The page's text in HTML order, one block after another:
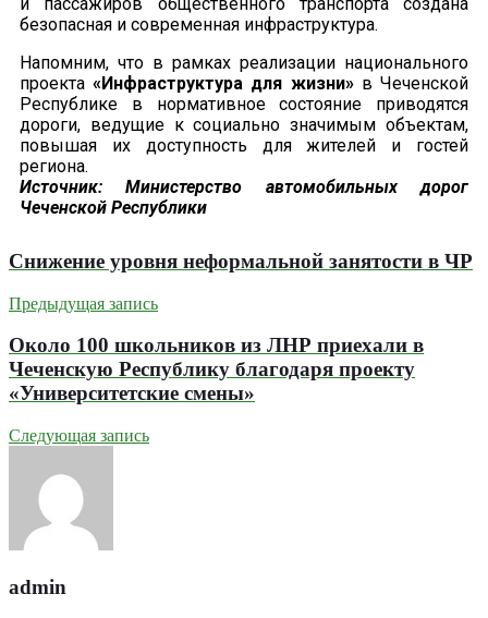
безопасная и современная инфраструктура.
Напомним, что в рамках реализации национального
проекта«Инфраструктура для жизни»в Чеченской
Республике в нормативное состояние приводятся
дороги, ведущие к социально значимым объектам,
повышая их доступность для жителей и гостей
региона.
Источник: Министерство автомобильных дорог
Чеченской Республики
Снижение уровня неформальной занятости в ЧР
Предыдущая запись
Около 100 школьников из ЛНР приехали в
Чеченскую Республику благодаря проекту
«Университетские смены»
Следующая запись
admin